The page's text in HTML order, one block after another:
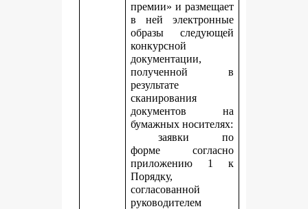
премии» и размещает
в ней электронные
образы следующей
конкурсной
документации,
полученной в
результате
сканирования
документов на
бумажных носителях:
заявки по
форме согласно
приложению 1 к
Порядку,
согласованной
руководителем